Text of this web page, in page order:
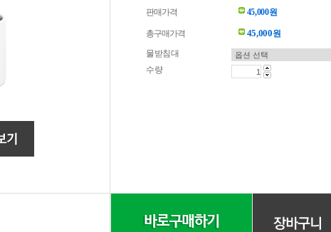
판매가격 45,000원
총구매가격 45,000원
물받침대
수량